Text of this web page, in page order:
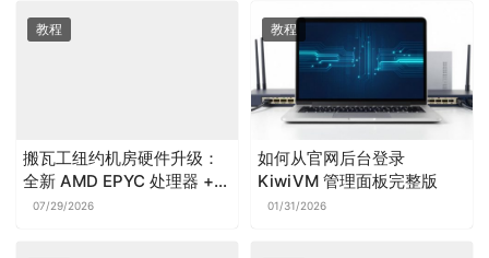
教程
搬瓦工纽约机房硬件升级：
全新 AMD EPYC 处理器 +
NVMe RAID-10 SSD 硬盘
07/29/2026
教程
如何从官网后台登录
KiwiVM 管理面板完整版
01/31/2026